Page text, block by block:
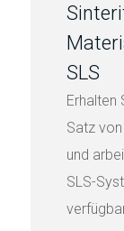
SLS
Erhalten
Satz
und
SLS-